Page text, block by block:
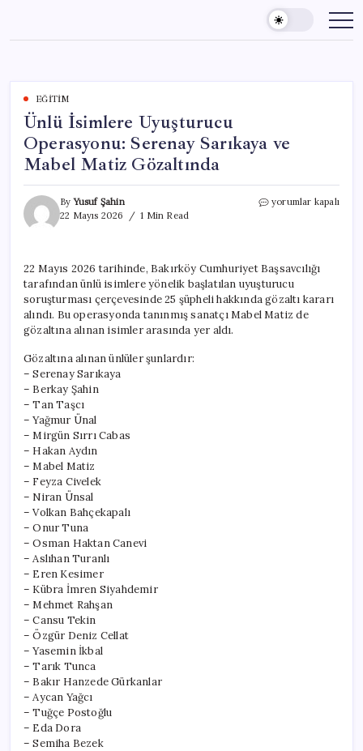
content
EĞITIM
Ünlü İsimlere Uyuşturucu
Operasyonu: Serenay Sarıkaya ve
Mabel Matiz Gözaltında
ByYusuf Şahin
22 Mayıs 2026
1 Min Read
Ünlü
Sarıkaya
ve
Mabel
Matiz
yorumlar kapalı
22 Mayıs 2026 tarihinde, Bakırköy Cumhuriyet Başsavcılığı
tarafından ünlü isimlere yönelik başlatılan uyuşturucu
soruşturması çerçevesinde 25 şüpheli hakkında gözaltı kararı
alındı. Bu operasyonda tanınmış sanatçı Mabel Matiz de
gözaltına alınan isimler arasında yer aldı.
Gözaltına alınan ünlüler şunlardır:
– Serenay Sarıkaya
– Berkay Şahin
– Tan Taşcı
– Yağmur Ünal
– Mirgün Sırrı Cabas
– Hakan Aydın
– Mabel Matiz
– Feyza Civelek
– Niran Ünsal
– Volkan Bahçekapalı
– Onur Tuna
– Osman Haktan Canevi
– Aslıhan Turanlı
– Eren Kesimer
– Kübra İmren Siyahdemir
– Mehmet Rahşan
– Cansu Tekin
– Özgür Deniz Cellat
– Yasemin İkbal
– Tarık Tunca
– Bakır Hanzede Gürkanlar
– Aycan Yağcı
– Tuğçe Postoğlu
– Eda Dora
– Semiha Bezek